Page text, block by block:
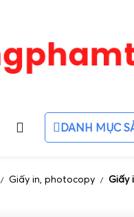
DANH MỤC
/ Giấy in, photocopy / Giấy